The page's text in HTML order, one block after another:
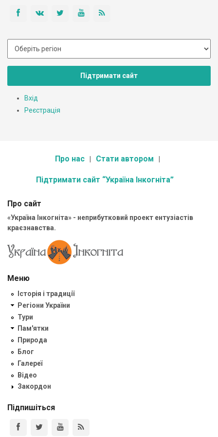
Підтримати сайт
Вхід
Реєстрація
Про нас Стати автором
Підтримати сайт “Україна Інкогніта”
Про сайт
«Україна Інкогніта» - неприбутковий проект ентузіастів
краєзнавства.
Меню
Історія і традиції
Регіони України
Тури
Пам'ятки
Природа
Блог
Галереї
Відео
Закордон
Підпишіться